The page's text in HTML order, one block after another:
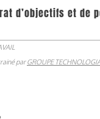
d’objectifs et de
parGROUPE